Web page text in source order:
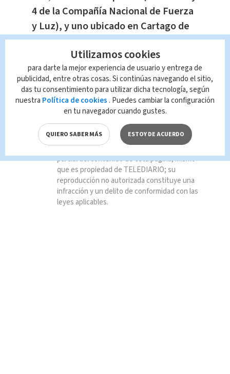
4 de la Compañía Nacional de Fuerza
y Luz), y uno ubicado en Cartago de
la Junta Administrativa de los
Servicios Eléctricos de Cartago.
TAGS RELACIONADOS:
Queda prohibida la reproducción total o
parcial del contenido de esta página, mismo
que es propiedad de TELEDIARIO; su
reproducción no autorizada constituye una
infracción y un delito de conformidad con las
leyes aplicables.
Utilizamos cookies
para darte la mejor experiencia de usuario y entrega de
publicidad, entre otras cosas. Si continúas navegando el sitio,
das tu consentimiento para utilizar dicha tecnología, según
nuestra Política de cookies . Puedes cambiar la configuración
en tu navegador cuando gustes.
QUIERO SABER MÁS ESTOY DE ACUERDO